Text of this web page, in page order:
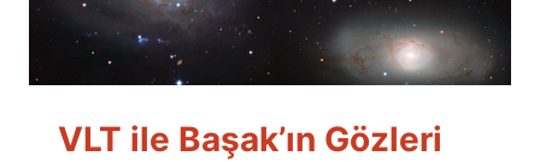
VLT ile Başak’ın Gözleri